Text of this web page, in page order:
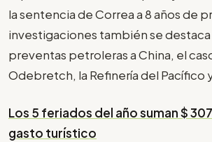
la sentencia de Correa a 8 años de
investigaciones también se
preventas petroleras a China, el
Odebretch, la Refinería del Pacífico
Los 5 feriados del año suman $
gasto turístico